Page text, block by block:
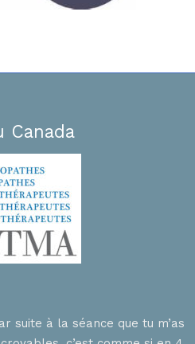
Canada
suite à la séance que tu m’as